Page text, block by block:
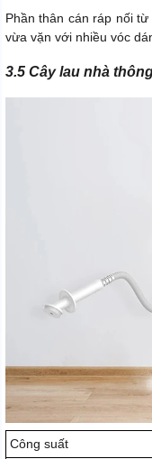
Phần thân cán ráp nối
vừa vặn với nhiều vóc
3.5 Cây lau nhà
Công suất